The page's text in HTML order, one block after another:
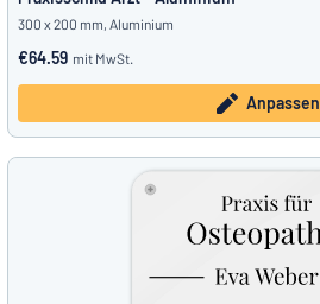
300 x 200 mm, Aluminium
€64.59 mit MwSt.
Anpassen